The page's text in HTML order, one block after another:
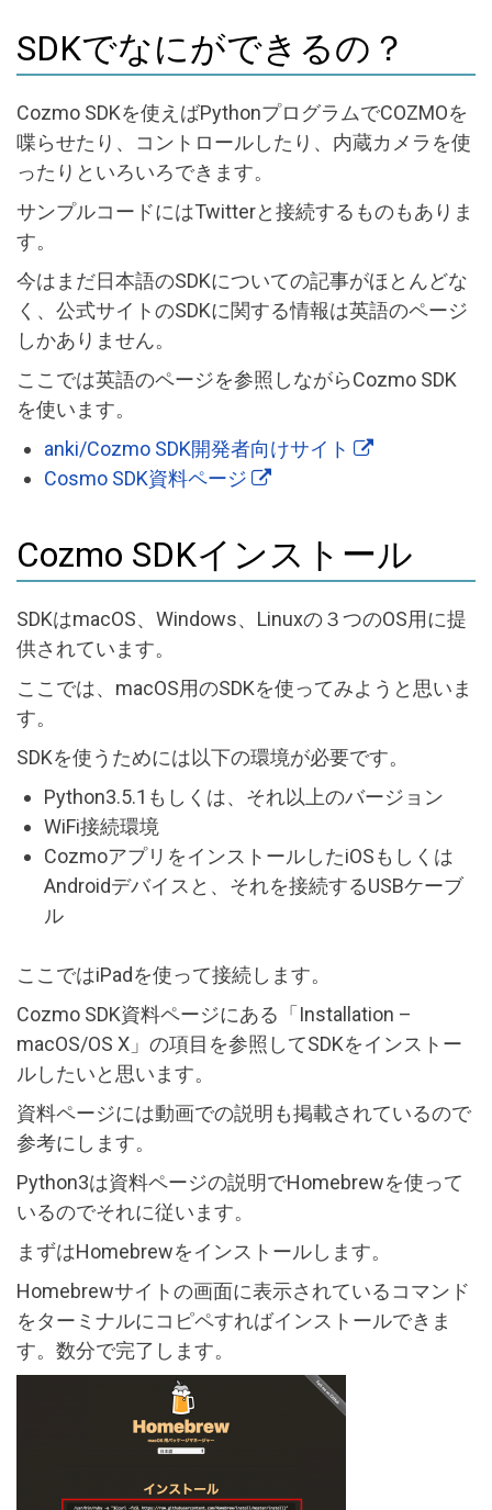
SDKでなにができるの？
Cozmo SDKを使えばPythonプログラムでCOZMOを
喋らせたり、コントロールしたり、内蔵カメラを使
ったりといろいろできます。
サンプルコードにはTwitterと接続するものもありま
す。
今はまだ日本語のSDKについての記事がほとんどな
く、公式サイトのSDKに関する情報は英語のページ
しかありません。
ここでは英語のページを参照しながらCozmo SDK
を使います。
anki/Cozmo SDK開発者向けサイト
Cosmo SDK資料ページ
Cozmo SDKインストール
SDKはmacOS、Windows、Linuxの３つのOS用に提
供されています。
ここでは、macOS用のSDKを使ってみようと思いま
す。
SDKを使うためには以下の環境が必要です。
Python3.5.1もしくは、それ以上のバージョン
WiFi接続環境
CozmoアプリをインストールしたiOSもしくは
Androidデバイスと、それを接続するUSBケーブ
ル
ここではiPadを使って接続します。
Cozmo SDK資料ページにある「Installation –
macOS/OS X」の項目を参照してSDKをインストー
ルしたいと思います。
資料ページには動画での説明も掲載されているので
参考にします。
Python3は資料ページの説明でHomebrewを使って
いるのでそれに従います。
まずはHomebrewをインストールします。
Homebrewサイトの画面に表示されているコマンド
をターミナルにコピペすればインストールできま
す。数分で完了します。